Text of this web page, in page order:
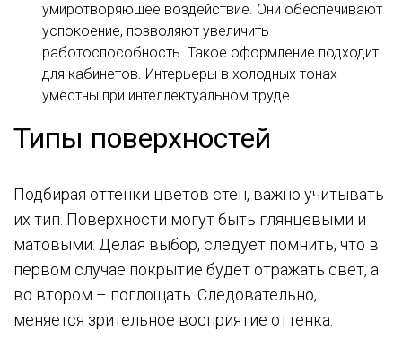
умиротворяющее воздействие. Они обеспечивают
успокоение, позволяют увеличить
работоспособность. Такое оформление подходит
для кабинетов. Интерьеры в холодных тонах
уместны при интеллектуальном труде.
Типы поверхностей
Подбирая оттенки цветов стен, важно учитывать
их тип. Поверхности могут быть глянцевыми и
матовыми. Делая выбор, следует помнить, что в
первом случае покрытие будет отражать свет, а
во втором – поглощать. Следовательно,
меняется зрительное восприятие оттенка.